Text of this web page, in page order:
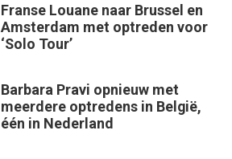
Franse Louane naar Brussel en
Amsterdam met optreden voor
‘Solo Tour’
Barbara Pravi opnieuw met
meerdere optredens in België,
één in Nederland